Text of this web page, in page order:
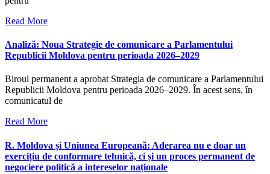
Read More
Analiză: Noua Strategie de comunicare a Parlamentului
Republicii Moldova pentru perioada 2026–2029
Biroul permanent a aprobat Strategia de comunicare a Parlamentului
Republicii Moldova pentru perioada 2026–2029. În acest sens, în
comunicatul de
Read More
R. Moldova și Uniunea Europeană: Aderarea nu e doar un
exercițiu de conformare tehnică, ci și un proces permanent de
negociere politică a intereselor naționale